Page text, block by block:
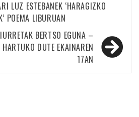
LUZ ESTEBANEK ‘HARAGIZKO
POEMA LIBURUAN
BERTSO EGUNA –
DUTE EKAINAREN
17AN